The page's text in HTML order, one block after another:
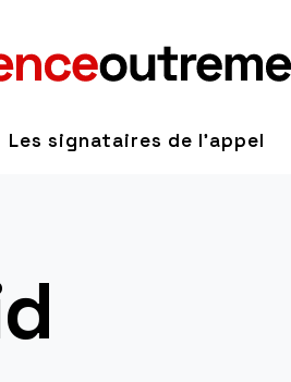
Les signataires de l'appel